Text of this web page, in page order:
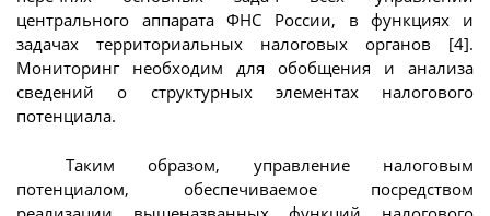
центрального аппарата ФНС России, в функциях и
задачах территориальных налоговых органов [4].
Мониторинг необходим для обобщения и анализа
сведений о структурных элементах налогового
потенциала.
Таким образом, управление налоговым
потенциалом, обеспечиваемое посредством